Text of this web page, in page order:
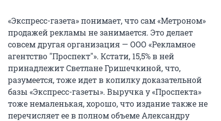
«Экспресс-газета» понимает, что сам «Метроном»
продажей рекламы не занимается. Это делает
совсем другая организация — ООО «Рекламное
агентство "Проспект"». Кстати, 15,5% в ней
принадлежит Светлане Гришечкиной, что,
разумеется, тоже идет в копилку доказательной
базы «Экспресс-газеты». Выручка у «Проспекта»
тоже немаленькая, хорошо, что издание также не
перечисляет ее в полном объеме Александру